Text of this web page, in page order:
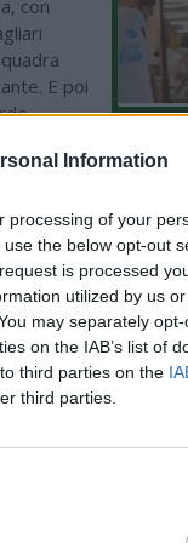
Information
processing of your
the below opt-out
is processed
utilized by us
may separately
on the IAB’s list of
third parties on the
third parties.
con
E poi
che alla
di
sua
di
del